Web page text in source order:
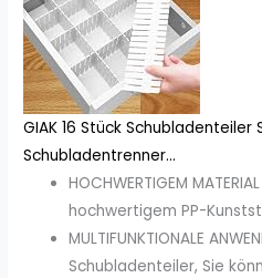
GIAK 16 Stück
Schubladentrenner...
HOCHWERTIGEM
hochwertigem PP-
MULTIFUNKTIONALE
Schubladenteiler, Sie